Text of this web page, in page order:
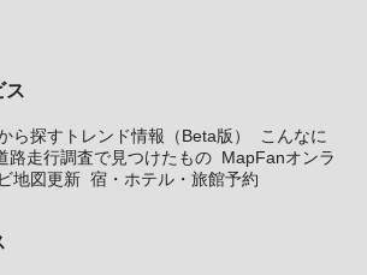
ス
ら探すトレンド情報（Beta版）
こんなに
路走行調査で見つけたもの MapFanオンラ
地図更新 宿・ホテル・旅館予約